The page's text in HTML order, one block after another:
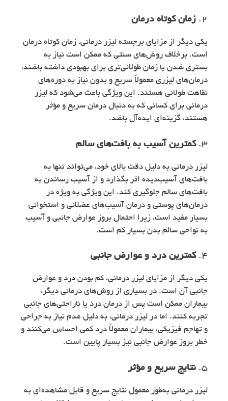
2. زمان کوتاه درمان
یکی دیگر از مزایای برجسته لیزر درمانی، زمان کوتاه درمان
است. برخلاف روش‌های سنتی که ممکن است نیاز به
بستری شدن یا زمان طولانی‌تری برای بهبودی داشته باشند،
درمان‌های لیزری معمولاً سریع و بدون نیاز به دوره‌های
نقاهت طولانی هستند. این ویژگی باعث می‌شود که لیزر
درمانی برای کسانی که به دنبال درمان سریع و مؤثر
هستند، گزینه‌ای ایده‌آل باشد.
3. کمترین آسیب به بافت‌های سالم
لیزر درمانی به دلیل دقت بالای خود، می‌تواند تنها به
بافت‌های آسیب‌دیده اثر بگذارد و از آسیب رساندن به
بافت‌های سالم جلوگیری کند. این ویژگی به ویژه در
درمان‌های پوستی و درمان آسیب‌های عضلانی و استخوانی
بسیار مفید است، زیرا احتمال بروز عوارض جانبی و آسیب
به نواحی سالم بدن بسیار کم است.
4. کمترین درد و عوارض جانبی
یکی دیگر از مزایای لیزر درمانی، کم بودن درد و عوارض
جانبی آن است. در بسیاری از روش‌های درمانی دیگر،
بیماران ممکن است پس از درمان درد یا ناراحتی‌های جانبی
تجربه کنند. اما در لیزر درمانی، به دلیل عدم نیاز به جراحی
و تهاجم فیزیکی، بیماران معمولاً درد کمی احساس می‌کنند و
خطر بروز عوارض جانبی نیز بسیار پایین است.
5. نتایج سریع و مؤثر
لیزر درمانی به‌طور معمول نتایج سریع و قابل مشاهده‌ای به